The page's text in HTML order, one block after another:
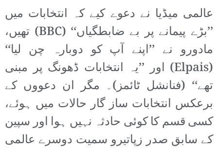
عالمی میڈیا نے دعوے کیے کہ انتخابات میں
’’بڑے پیمانے پر بے ضابطگیاں‘‘ (BBC) تھیں،
مادورو نے ’’اپنے آپ کو دوبارہ چن لیا‘‘
(Elpais) اور ’’یہ انتخابات ڈھونگ پر مبنی
تھے‘‘ (فنانشل ٹائمز)۔ مگر ان دعووں کے
برعکس انتخابات ساز گار حالات میں ہوئے،
کسی قسم کا کوئی حادثہ نہیں ہوا اور سپین
کے سابق صدر زپاتیرو سمیت دوسرے عالمی